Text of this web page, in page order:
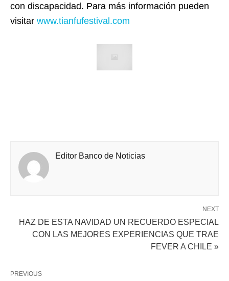
con discapacidad. Para más información pueden
visitar www.tianfufestival.com
Editor Banco de Noticias
NEXT
HAZ DE ESTA NAVIDAD UN RECUERDO ESPECIAL
CON LAS MEJORES EXPERIENCIAS QUE TRAE
FEVER A CHILE »
PREVIOUS